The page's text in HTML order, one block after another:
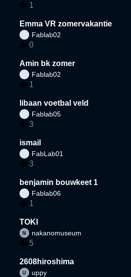
1
Emma VR zomervakantie
Fablab02
0
Amin bk zomer
Fablab02
1
libaan voetbal veld
Fablab05
3
ismail
FabLab01
3
benjamin bouwkeet 1
Fablab06
1
TOKI
nakanomuseum
5
2608hiroshima
uppy